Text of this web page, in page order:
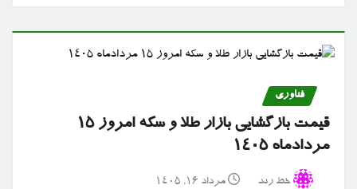
فناوری
قیمت بازگشایی بازار طلا و سکه امروز ۱۵
مردادماه ۱۴۰۵
خط رند مرداد ۱۶, ۱۴۰۵